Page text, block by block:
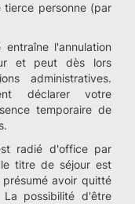
tierce personne (par
l'annulation
et peut dès lors
administratives.
déclarer votre
temporaire de
radié d'office par
titre de séjour est
avoir quitté
possibilité d'être